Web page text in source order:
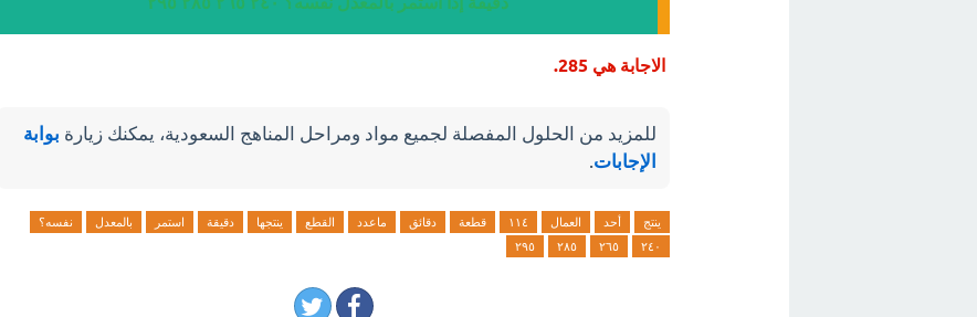
الاجابة هي 285.
للمزيد من الحلول المفصلة لجميع مواد ومراحل المناهج السعودية، يمكنك زيارة بوابة
الإجابات.
ينتج أحد العمال ١١٤ قطعة دقائق ماعدد القطع ينتجها دقيقة استمر بالمعدل
نفسه؟
٢٤٠
٢٦٥ ٢٨٥ ٢٩٥